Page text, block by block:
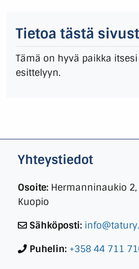
Tietoa tästä
Tämä on hyvä paikka
esittelyyn.
Yhteystiedot
Osoite: Hermanninaukio
Kuopio
Sähköposti:
Puhelin: +358 44 711